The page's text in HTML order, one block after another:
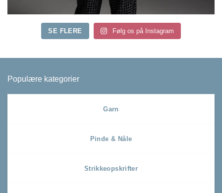
SE FLERE Følg os på Instagram
Populære kategorier
Garn
Pinde & Nåle
Strikkeopskrifter